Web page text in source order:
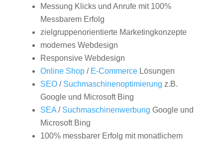
Messung Klicks und Anrufe mit 100%
Messbarem Erfolg
zielgruppenorientierte Marketingkonzepte
modernes Webdesign
Responsive Webdesign
Online Shop/ E-CommerceLösungen
SEO/ Suchmaschinenoptimierung z.B.
Google und Microsoft Bing
SEA/ Suchmaschinenwerbung Google und
Microsoft Bing
100% messbarer Erfolg mit monatlichem